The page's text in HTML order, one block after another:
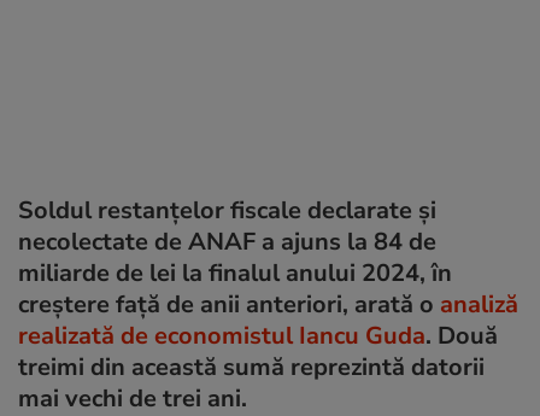
Soldul restanțelor fiscale declarate și
necolectate de ANAF a ajuns la 84 de
miliarde de lei la finalul anului 2024, în
creștere față de anii anteriori, arată o analiză
realizată de economistul Iancu Guda. Două
treimi din această sumă reprezintă datorii
mai vechi de trei ani.